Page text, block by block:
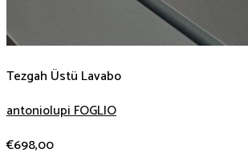
Tezgah Üstü Lavabo
antoniolupi FOGLIO
€698,00